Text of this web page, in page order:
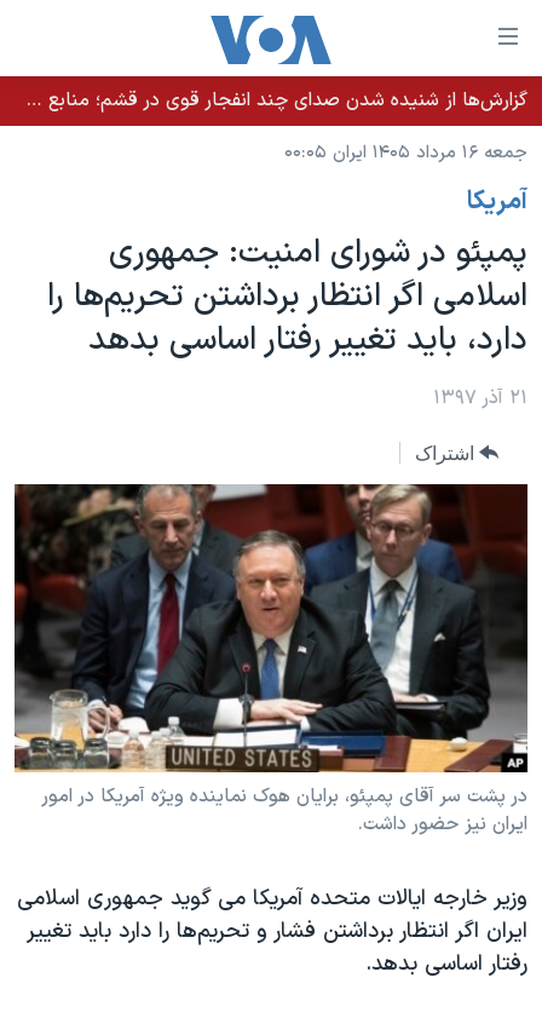
لینکهای
قابل
دسترسی
جهش
محتوای
اصلی
جهش
به
صفحه
جهش
خانه
نسخه سبک وب‌سایت
موضوع ها
ایران
آمریکا
جهان
ورزشی
ویدیوها
فرهنگ و زندگی
حقوق شهروندی
اقتصادی
علم و فناوری
اسرائیل در جنگ
گالری عکس
آرشیو پخش زنده
برنامه های تلویزیونی
جدول برنامه ها
صفحه‌های ویژه
جام جهانی ۲۰۲۶
بایگانی برنامه‌های تلویزیونی
مستندها
انتخابات ریاست جمهوری آمریکا ۲۰۲۴
حمله جمهوری اسلامی به اسرائیل
رمز مهسا
ورزش زنان در ایران
اعتراضات زن، زندگی، آزادی
مجموعه مستندهای دادخواهی
دادگاه حمید نوری
چهل سال گروگان‌گیری
فرکانس‌های صدای آمریکا
پخش رادیویی
یادگیری زبان انگلیسی
دنبال کنید
زبانهای مختلف
گزارش‌ها از شنیده شدن صدای چند انفجار قوی در قشم؛ منابع حکومتی می‌گویند درگیری در تنگه هرمز بود
جمعه ۱۶ مرداد ۱۴۰۵ ایران ۰۰:۰۵
آمريکا
پمپئو در شورای امنیت: جمهوری
اسلامی اگر انتظار برداشتن تحریم‌ها را
دارد، باید تغییر رفتار اساسی بدهد
۲۱ آذر ۱۳۹۷
اشتراک
در پشت سر آقای پمپئو، برایان هوک نماینده ویژه آمریکا در امور
ایران نیز حضور داشت.
وزیر خارجه ایالات متحده آمریکا می گوید جمهوری اسلامی
ایران اگر انتظار برداشتن فشار و تحریم‌ها را دارد باید تغییر
رفتار اساسی بدهد.